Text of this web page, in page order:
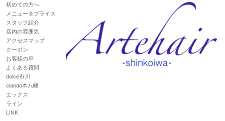
初めての方へ
メニュー＆プライス
スタッフ紹介
店内の雰囲気
アクセスマップ
クーポン
お客様の声
よくある質問
dolce市川
clando本八幡
エックス
ライン
LINK